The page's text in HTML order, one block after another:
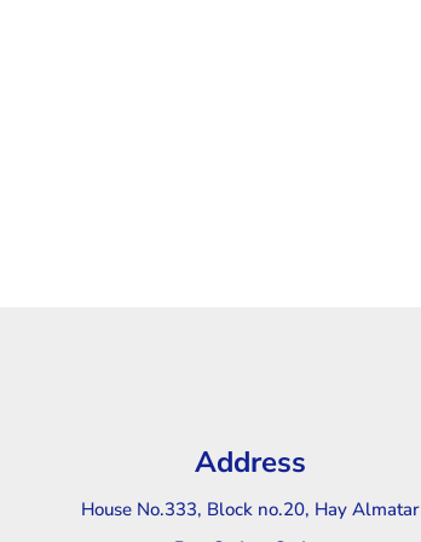
Address
House No.333, Block no.20, Hay Almatar